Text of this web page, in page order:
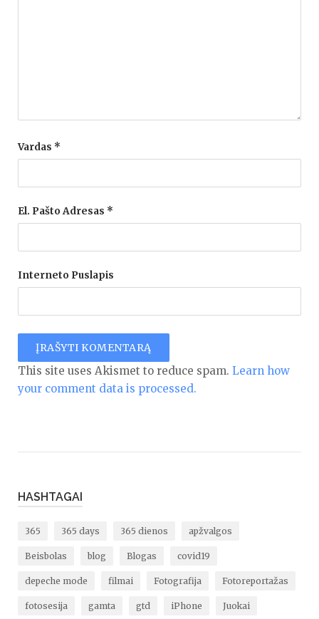
Vardas *
El. Pašto Adresas *
Interneto Puslapis
This site uses Akismet to reduce spam. Learn how
your comment data is processed.
HASHTAGAI
365 365 days 365 dienos apžvalgos
Beisbolas blog Blogas covid19
depeche mode filmai Fotografija Fotoreportažas
fotosesija gamta gtd iPhone Juokai